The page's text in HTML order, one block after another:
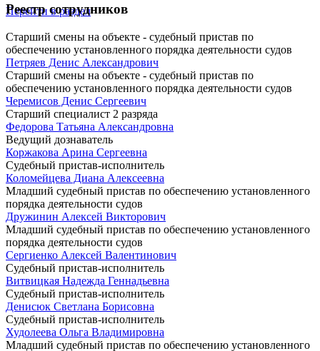
Перейти в раздел
Реестр сотрудников
Старший смены на объекте - судебный пристав по
обеспечению установленного порядка деятельности судов
Петряев Денис Александрович
Старший смены на объекте - судебный пристав по
обеспечению установленного порядка деятельности судов
Черемисов Денис Сергеевич
Старший специалист 2 разряда
Федорова Татьяна Александровна
Ведущий дознаватель
Коржакова Арина Сергеевна
Судебный пристав-исполнитель
Коломейцева Диана Алексеевна
Младший судебный пристав по обеспечению установленного
порядка деятельности судов
Дружинин Алексей Викторович
Младший судебный пристав по обеспечению установленного
порядка деятельности судов
Сергиенко Алексей Валентинович
Судебный пристав-исполнитель
Витвицкая Надежда Геннадьевна
Судебный пристав-исполнитель
Денисюк Светлана Борисовна
Судебный пристав-исполнитель
Худолеева Ольга Владимировна
Младший судебный пристав по обеспечению установленного